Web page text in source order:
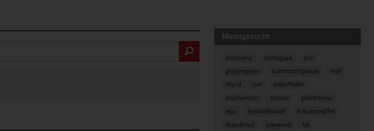
Meistgesucht
insolvenz spritzguss
pvc
polypropylen
kunststoffpreise
mdi
styrol
pur
polyethylen
insolvenzen
trinseo
plastforma
eps
lyondellbasell
kraussmaffei
titandioxid
polyamid
tdi